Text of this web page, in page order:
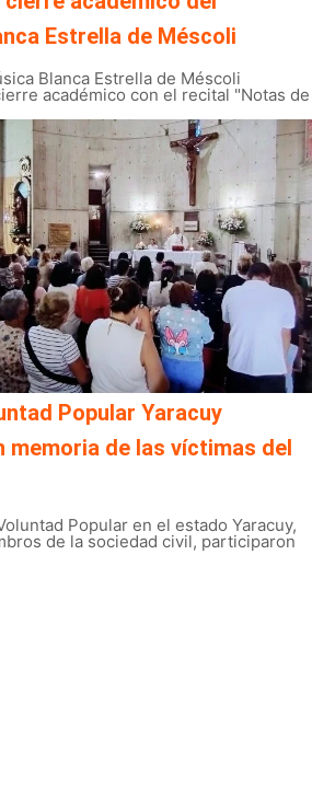
Estrella de Méscoli
Blanca Estrella de Méscoli
académico con el recital "Notas de
Popular Yaracuy
memoria de las víctimas del
Popular en el estado Yaracuy,
de la sociedad civil, participaron